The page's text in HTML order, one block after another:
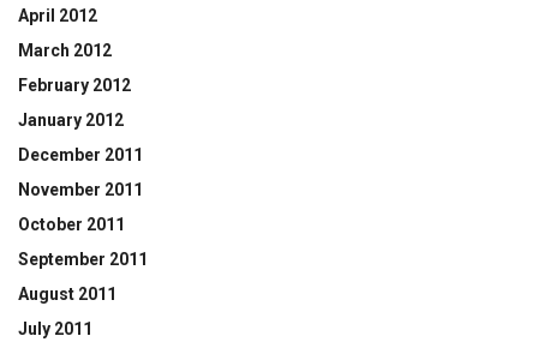
April 2012
March 2012
February 2012
January 2012
December 2011
November 2011
October 2011
September 2011
August 2011
July 2011